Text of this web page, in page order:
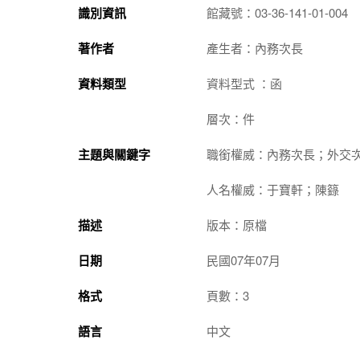
識別資訊 館藏號：03-36-141-01-004
著作者 產生者：內務次長
資料類型 資料型式 ：函
層次：件
主題與關鍵字 職銜權威：內務次長；外交
人名權威：于寶軒；陳籙
描述 版本：原檔
日期 民國07年07月
格式 頁數：3
語言 中文